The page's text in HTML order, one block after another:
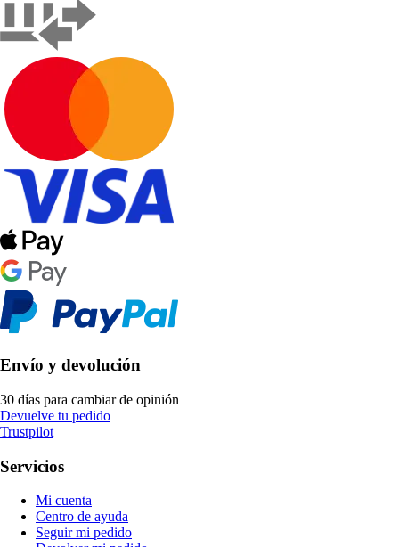
Envío y devolución
30 días para cambiar de opinión
Devuelve tu pedido
Trustpilot
Servicios
Mi cuenta
Centro de ayuda
Seguir mi pedido